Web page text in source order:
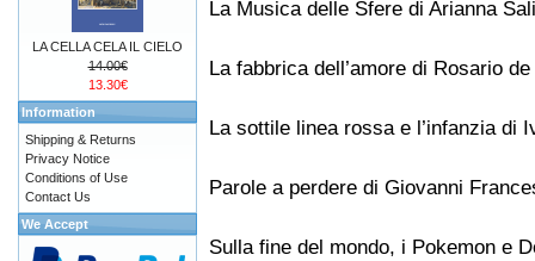
La Musica delle Sfere di Arianna
La fabbrica dell’amore di Rosario
La sottile linea rossa e l’infanzia di
Parole a perdere di Giovanni
Sulla fine del mondo, i Pokemon e
LA CELLA CELA IL CIELO
14.00€
13.30€
Information
Shipping & Returns
Privacy Notice
Conditions of Use
Contact Us
We Accept